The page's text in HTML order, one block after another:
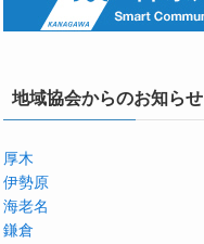
地域協会からのお知らせ
厚木
伊勢原
海老名
鎌倉